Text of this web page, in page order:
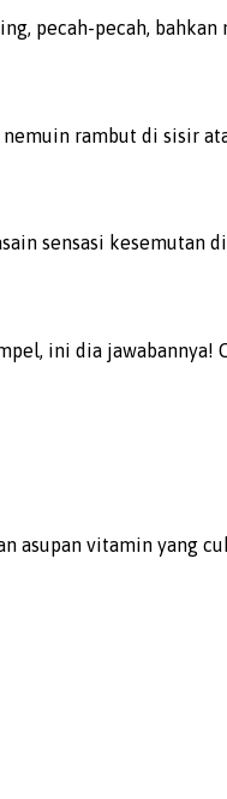
pecah-pecah,
rambut di sisir
sensasi kesemutan
ini dia
asupan vitamin yang